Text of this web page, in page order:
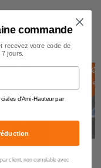
E
N
S
T
O
C
commande
recevez votre code de
jours.
d'Ami-Hauteur par
client, non cumulable avec